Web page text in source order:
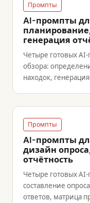
Промпты
AI-промпты
генерация
Четыре готовых AI-
обзора:
находок,
Промпты
AI-промпты
дизайн
отчётность
Четыре готовых
составление
ответов, матрица